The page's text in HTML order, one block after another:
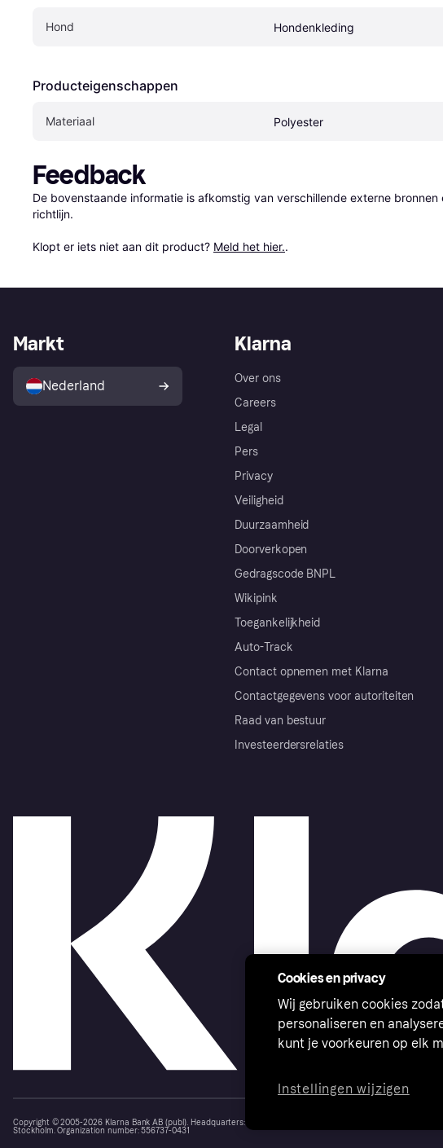
Hond Hondenkleding
Producteigenschappen
Materiaal Polyester
Feedback
De bovenstaande informatie is afkomstig van verschillende externe bronnen
richtlijn.
Klopt er iets niet aan dit product? Meld het hier..
Klarna
Over ons
Careers
Legal
Pers
Privacy
Veiligheid
Duurzaamheid
Doorverkopen
Gedragscode BNPL
Wikipink
Toegankelijkheid
Auto-Track
Contact opnemen met Klarna
Contactgegevens voor autoriteiten
Raad van bestuur
Investeerdersrelaties
Markt
Nederland
Copyright © 2005-2026 Klarna Bank AB (publ). Headquarters: Stockholm, Sweden. All rights reserved. Klarna Bank
Stockholm. Organization number: 556737-0431
Cookies en privacy
Wij gebruiken cookies
personaliseren en
kunt je voorkeuren op elk
Instellingen wijzigen